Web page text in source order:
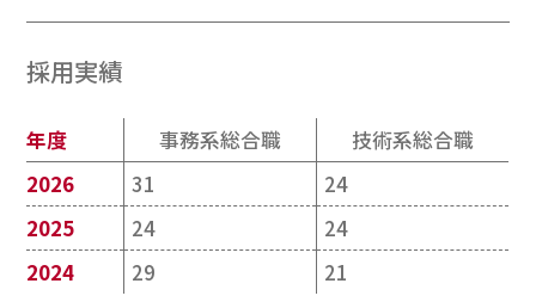
採用実績
年度 事務系総合職
技術系総合職
2026
31
24
2025
24
24
2024
29 21